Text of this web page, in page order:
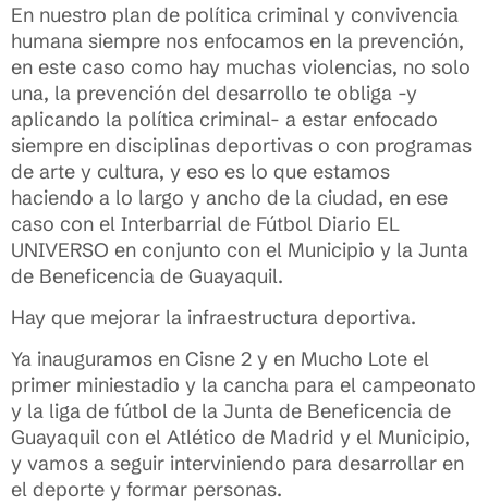
En nuestro plan de política criminal y convivencia
humana siempre nos enfocamos en la prevención,
en este caso como hay muchas violencias, no solo
una, la prevención del desarrollo te obliga -y
aplicando la política criminal- a estar enfocado
siempre en disciplinas deportivas o con programas
de arte y cultura, y eso es lo que estamos
haciendo a lo largo y ancho de la ciudad, en ese
caso con el Interbarrial de Fútbol Diario EL
UNIVERSO en conjunto con el Municipio y la Junta
de Beneficencia de Guayaquil.
Hay que mejorar la infraestructura deportiva.
Ya inauguramos en Cisne 2 y en Mucho Lote el
primer miniestadio y la cancha para el campeonato
y la liga de fútbol de la Junta de Beneficencia de
Guayaquil con el Atlético de Madrid y el Municipio,
y vamos a seguir interviniendo para desarrollar en
el deporte y formar personas.